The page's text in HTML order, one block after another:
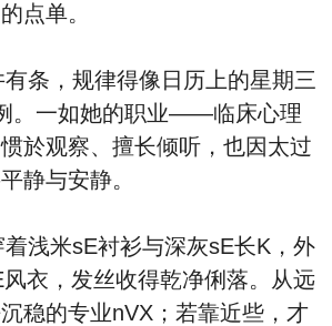
点单。
条，规律得像日历上的星期三
。一如她的职业——临床心理
於观察、擅长倾听，也因太过
静与安静。
浅米sE衬衫与深灰sE长K，外
衣，发丝收得乾净俐落。从远
稳的专业nVX；若靠近些，才